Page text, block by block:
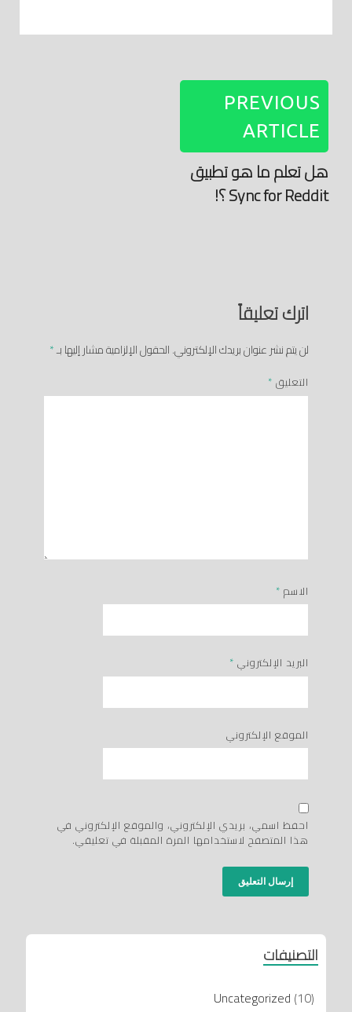
PREVIOUS
ARTICLE
هل تعلم ما هو تطبيق
Sync for Reddit ؟!
اترك تعليقاً
لن يتم نشر عنوان بريدك الإلكتروني.الحقول الإلزامية مشار إليها بـ*
التعليق *
الاسم *
البريد الإلكتروني *
الموقع الإلكتروني
احفظ اسمي، بريدي الإلكتروني، والموقع الإلكتروني في
هذا المتصفح لاستخدامها المرة المقبلة في تعليقي.
التصنيفات
Uncategorized (10)